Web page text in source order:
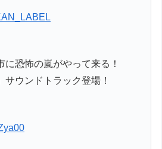
に恐怖の嵐がやって来る！
サウンドトラック登場！